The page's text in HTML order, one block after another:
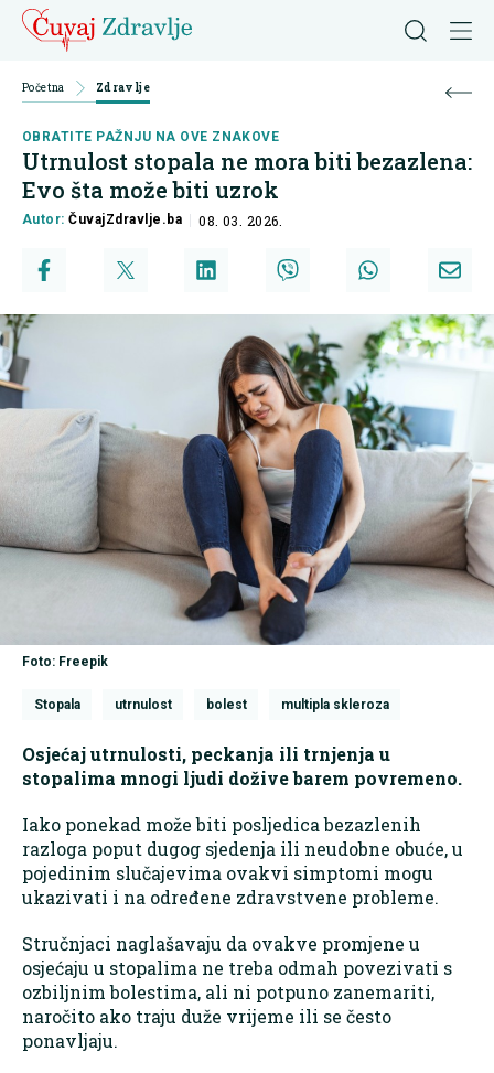
Početna Zdravlje
OBRATITE PAŽNJU NA OVE ZNAKOVE
Utrnulost stopala ne mora biti bezazlena:
Evo šta može biti uzrok
Autor:ČuvajZdravlje.ba 08. 03. 2026.
Foto: Freepik
Stopala utrnulost bolest multipla skleroza
Osjećaj utrnulosti, peckanja ili trnjenja u
stopalima mnogi ljudi dožive barem povremeno.
Iako ponekad može biti posljedica bezazlenih
razloga poput dugog sjedenja ili neudobne obuće, u
pojedinim slučajevima ovakvi simptomi mogu
ukazivati i na određene zdravstvene probleme.
Stručnjaci naglašavaju da ovakve promjene u
osjećaju u stopalima ne treba odmah povezivati s
ozbiljnim bolestima, ali ni potpuno zanemariti,
naročito ako traju duže vrijeme ili se često
ponavljaju.